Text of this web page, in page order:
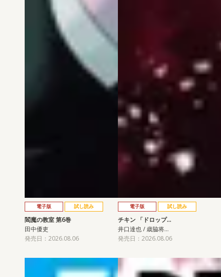
電子版 試し読み
閻魔の教室 第6巻
田中優吏
発売日：2026.08.06
電子版 試し読み
チキン 「ドロップ…
井口達也 / 歳脇将…
発売日：2026.08.06